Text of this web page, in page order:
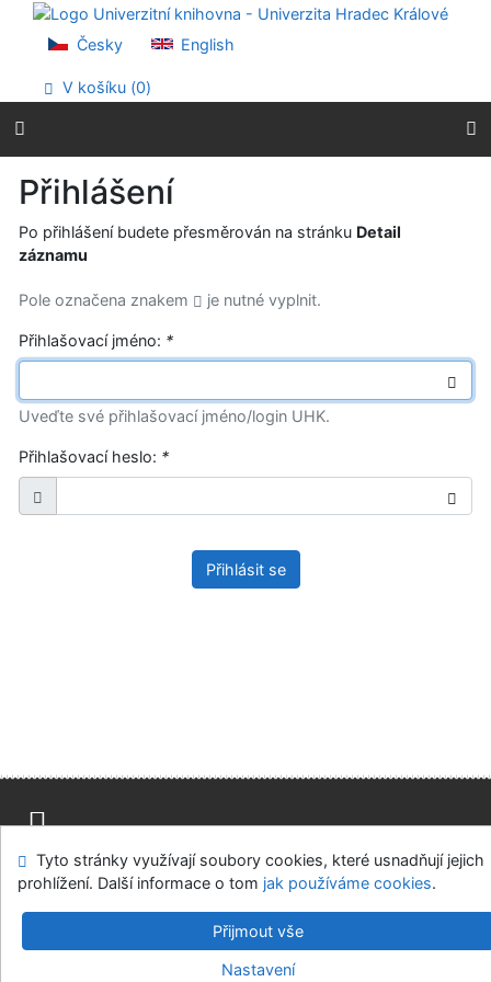
Přejít na obsah
Přejít na menu
Prohlášení o webové přístupnosti
Česky English
V košíku (0)
Přihlášení
Po přihlášení budete přesměrován na stránku Detail
záznamu
Pole označena znakem je nutné vyplnit.
Přihlašovací jméno: *
Uveďte své přihlašovací jméno/login UHK.
Přihlašovací heslo: *
Přihlásit se
Mapa stránek Přístupnost
Soukromí
Modul OpenSearch
Napište nám Nastavení cookies
Univerzitní knihovna - Univerzita Hradec Králové
v.4.8.63a-Cosmotron Bohemia, s.r.o.
Tyto stránky využívají soubory cookies, které usnadňují jejich
prohlížení. Další informace o tom jak používáme cookies.
Přijmout vše
Nastavení